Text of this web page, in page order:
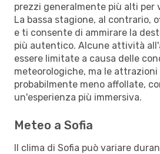
prezzi generalmente più alti per
La bassa stagione, al contrario,
e ti consente di ammirare la
più autentico. Alcune attività
essere limitate a causa delle
meteorologiche, ma le attrazioni
probabilmente meno affollate,
un'esperienza più immersiva.
Meteo a Sofia
Il clima di Sofia può variare